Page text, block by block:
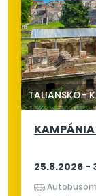
TALIANSKO-
KAMPÁNIA
25.8.2026 -
Autobusom